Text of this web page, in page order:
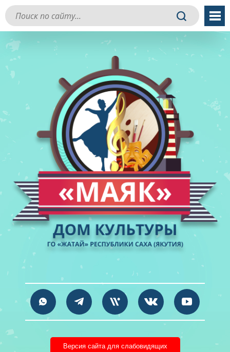
Версия сайта для слабовидящих